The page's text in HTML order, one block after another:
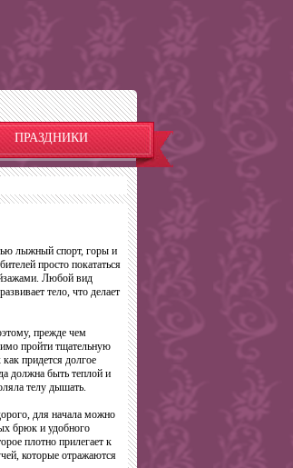
ПРАЗДНИКИ
лыжный спорт, горы и
просто покататься
Любой вид
тело, что делает
прежде чем
пройти тщательную
придется долгое
должна быть теплой и
телу дышать.
для начала можно
брюк и удобного
плотно прилегает к
которые отражаются